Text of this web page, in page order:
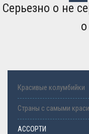
Серьезно о не
Красивые колумбийки
Страны с самыми
АССОРТИ